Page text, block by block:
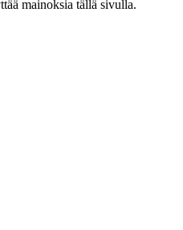
mainoksia tällä sivulla.